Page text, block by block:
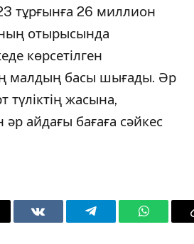
тұрғынға 26 миллион
отырысында
көрсетілген
малдың басы шығады. Әр
түліктің жасына,
әр айдағы бағаға сәйкес
VKontakteTelegram